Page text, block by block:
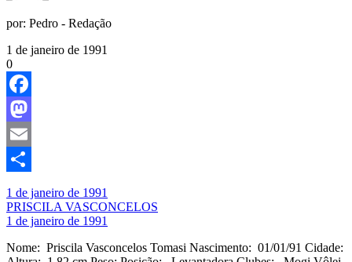
por: Pedro - Redação
1 de janeiro de 1991
0
Facebook
Mastodon
Email
1 de janeiro de 1991
PRISCILA VASCONCELOS
1 de janeiro de 1991
Nome: Priscila Vasconcelos Tomasi Nascimento: 01/01/91 Cidade: